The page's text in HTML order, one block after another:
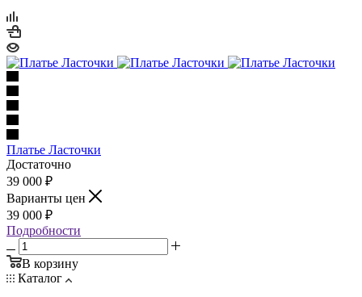
Платье Ласточки
Достаточно
39 000 ₽
Варианты цен
39 000 ₽
Подробности
В корзину
Каталог